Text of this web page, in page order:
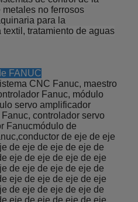
no ferrosos
para la
tratamiento de aguas
FANUC
CNC Fanuc, maestro
Fanuc, módulo
servo amplificador
controlador servo
Fanucmódulo de
de eje de eje
de eje de eje de eje de
eje de eje de eje de eje
de eje de eje de eje de
eje de eje de eje de eje
de eje de eje de eje de
eje de eje de eje de eje